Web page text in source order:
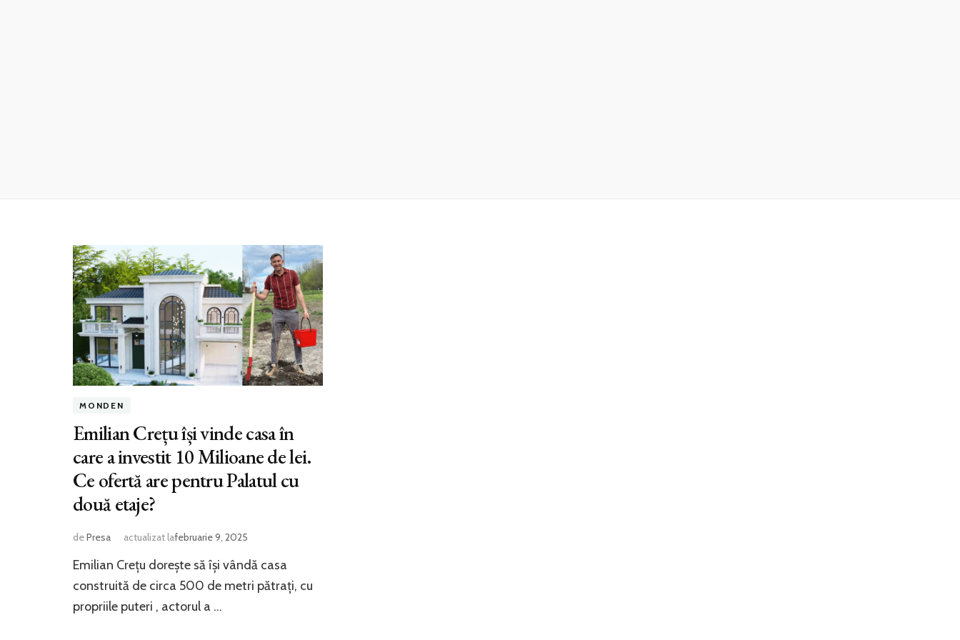
MONDEN
Emilian Crețu își vinde casa în
care a investit 10 Milioane de lei.
Ce ofertă are pentru Palatul cu
două etaje?
dePresa actualizat lafebruarie 9, 2025
Emilian Crețu dorește să își vândă casa
construită de circa 500 de metri pătrați, cu
propriile puteri , actorul a …